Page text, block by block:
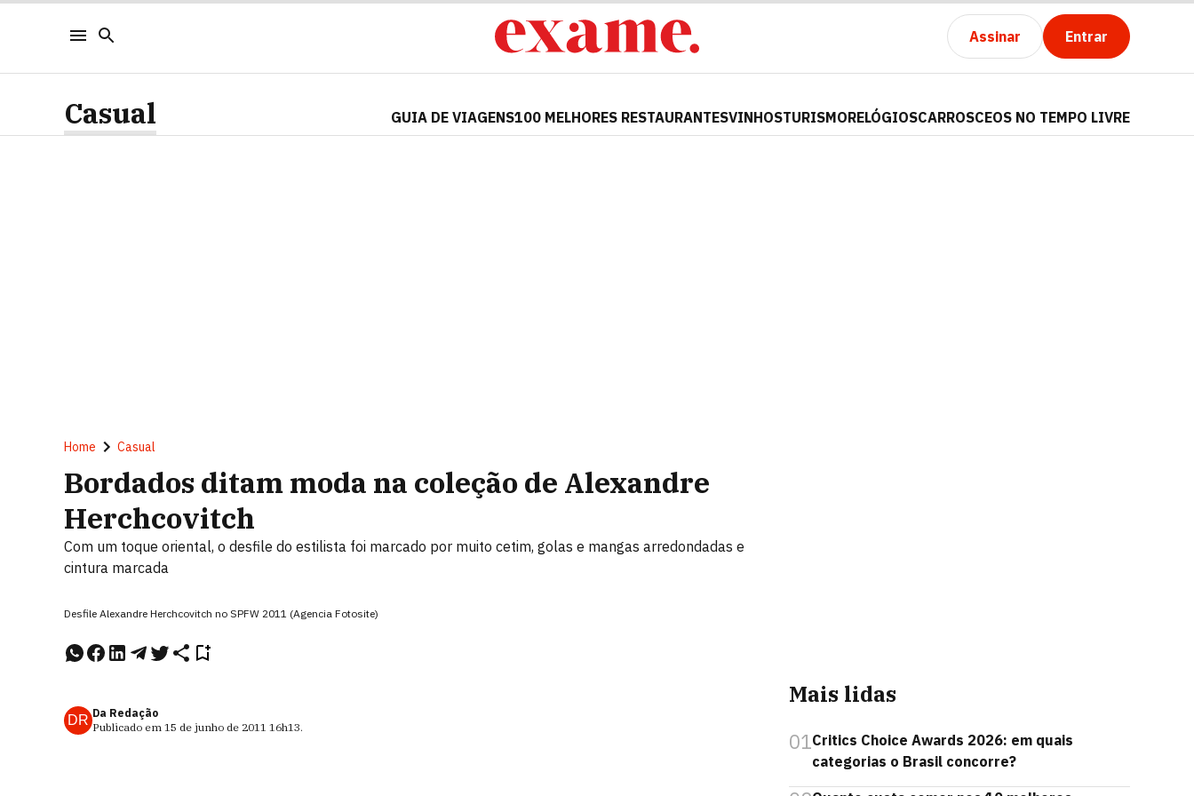
Assinar Entrar
Casual GUIA DE VIAGENS100 MELHORES RESTAURANTESVINHOSTURISMORELÓGIOSCARROSCEOS NO TEMPO LIVRE
Home Casual
Bordados ditam moda na coleção de Alexandre
Herchcovitch
Com um toque oriental, o desfile do estilista foi marcado por muito cetim, golas e mangas arredondadas e
cintura marcada
Desfile Alexandre Herchcovitch no SPFW 2011 (Agencia Fotosite)
DR Da Redação
Publicado em 15 de junho de 2011 16h13.
Mais lidas
01Critics Choice Awards 2026: em quais
categorias o Brasil concorre?